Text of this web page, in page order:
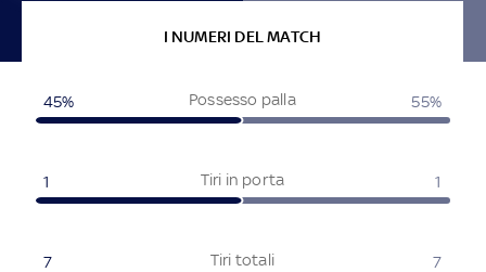
I NUMERI DEL MATCH
Possesso palla
45% 55%
Tiri in porta
1 1
Tiri totali
7 7